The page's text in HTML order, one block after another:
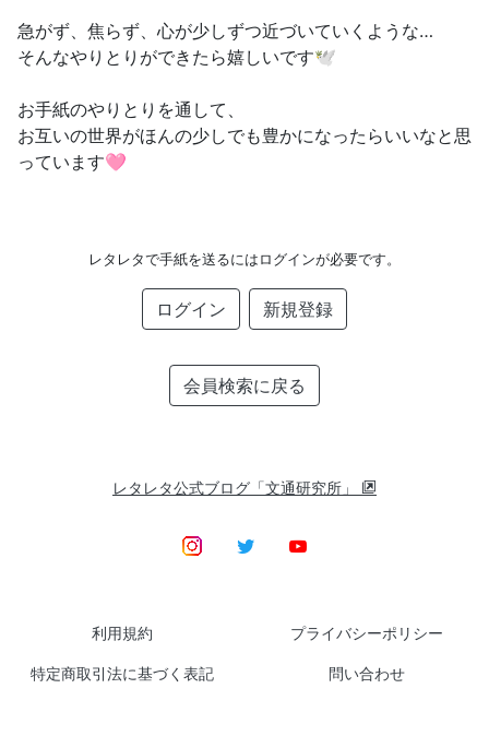
急がず、焦らず、心が少しずつ近づいていくような…
そんなやりとりができたら嬉しいです🕊️
お手紙のやりとりを通して、
お互いの世界がほんの少しでも豊かになったらいいなと思
っています🩷
レタレタで手紙を送るにはログインが必要です。
ログイン 新規登録
会員検索に戻る
レタレタ公式ブログ「文通研究所」
利用規約 プライバシーポリシー
特定商取引法に基づく表記 問い合わせ